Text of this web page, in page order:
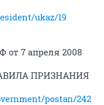
ukaz/19
от 7 апреля 2008
ПРИЗНАНИЯ
postan/242